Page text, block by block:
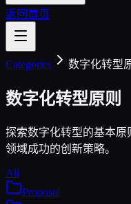
返回首页
Categories 数字化转型
数字化转型原则
探索数字化转型的基本
领域成功的创新策略。
All
Proposal